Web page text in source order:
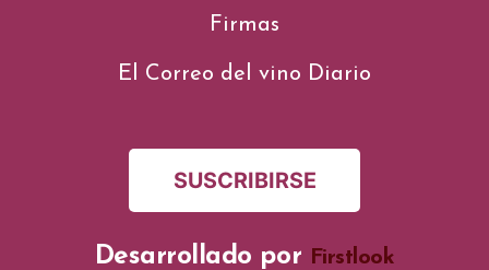
Firmas
El Correo del vino Diario
SUSCRIBIRSE
Desarrollado por Firstlook